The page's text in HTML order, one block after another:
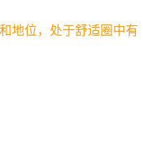
地位，处于舒适圈中有